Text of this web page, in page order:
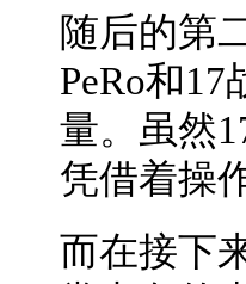
随后的第
PeRo和
量。虽然
凭借着操
而在接下